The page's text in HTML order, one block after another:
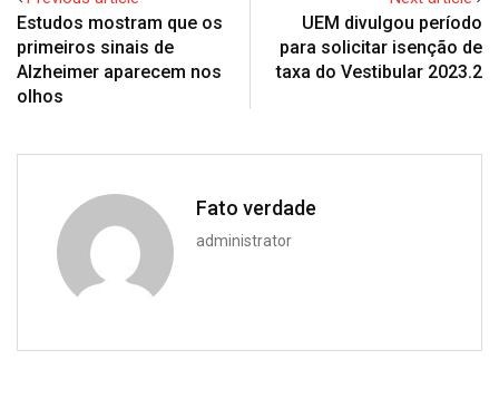
Estudos mostram que os
primeiros sinais de
Alzheimer aparecem nos
olhos
UEM divulgou período
para solicitar isenção de
taxa do Vestibular 2023.2
Fato verdade
administrator